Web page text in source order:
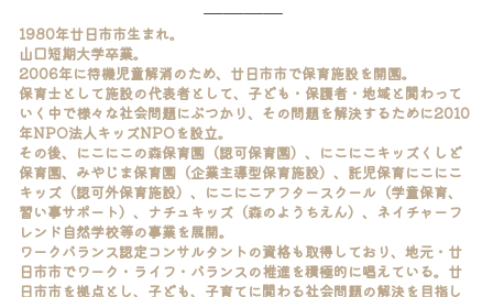
1980年廿日市市生まれ。
山口短期大学卒業。
2006年に待機児童解消のため、廿日市市で保育施設を開園。
保育士として施設の代表者として、子ども・保護者・地域と関わって
いく中で様々な社会問題にぶつかり、その問題を解決するために2010
年NPO法人キッズNPOを設立。
その後、にこにこの森保育園（認可保育園）、にこにこキッズくしど
保育園、みやじま保育園（企業主導型保育施設）、託児保育にこにこ
キッズ（認可外保育施設）、にこにこアフタースクール（学童保育、
習い事サポート）、ナチュキッズ（森のようちえん）、ネイチャーフ
レンド自然学校等の事業を展開。
ワークバランス認定コンサルタントの資格も取得しており、地元・廿
日市市でワーク・ライフ・バランスの推進を積極的に唱えている。廿
日市市を拠点とし、子ども、子育てに関わる社会問題の解決を目指し